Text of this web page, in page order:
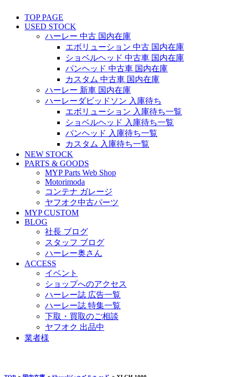
TOP PAGE
USED STOCK
ハーレー 中古 国内在庫
エボリューション 中古 国内在庫
ショベルヘッド 中古車 国内在庫
パンヘッド 中古車 国内在庫
カスタム 中古車 国内在庫
ハーレー 新車 国内在庫
ハーレーダビッドソン 入庫待ち
エボリューション 入庫待ち一覧
ショベルヘッド 入庫待ち一覧
パンヘッド 入庫待ち一覧
カスタム 入庫待ち一覧
NEW STOCK
PARTS & GOODS
MYP Parts Web Shop
Motorimoda
コンテナ ガレージ
ヤフオク中古パーツ
MYP CUSTOM
BLOG
社長 ブログ
スタッフ ブログ
ハーレー奥さん
ACCESS
イベント
ショップへのアクセス
ハーレー誌 広告一覧
ハーレー誌 特集一覧
下取・買取のご相談
ヤフオク 出品中
業者様